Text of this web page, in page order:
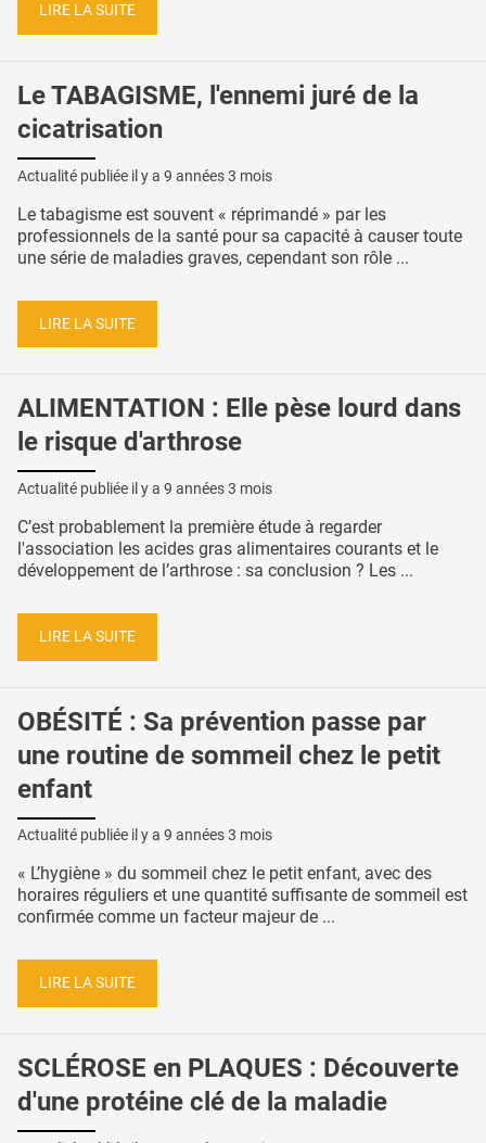
LIRE LA SUITE
Le TABAGISME, l'ennemi juré de la
cicatrisation
Actualité publiée il y a 9 années 3 mois
Le tabagisme est souvent « réprimandé » par les
professionnels de la santé pour sa capacité à causer toute
une série de maladies graves, cependant son rôle ...
LIRE LA SUITE
ALIMENTATION : Elle pèse lourd dans
le risque d'arthrose
Actualité publiée il y a 9 années 3 mois
C’est probablement la première étude à regarder
l'association les acides gras alimentaires courants et le
développement de l’arthrose : sa conclusion ? Les ...
LIRE LA SUITE
OBÉSITÉ : Sa prévention passe par
une routine de sommeil chez le petit
enfant
Actualité publiée il y a 9 années 3 mois
« L’hygiène » du sommeil chez le petit enfant, avec des
horaires réguliers et une quantité suffisante de sommeil est
confirmée comme un facteur majeur de ...
LIRE LA SUITE
SCLÉROSE en PLAQUES : Découverte
d'une protéine clé de la maladie